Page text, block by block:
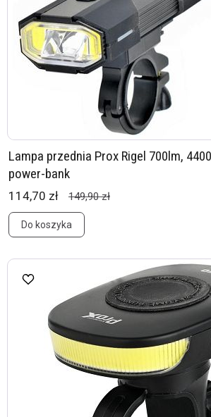
Lampa przednia Prox Rigel 700lm,
power-bank
114,70 zł 149,90 zł
Do koszyka